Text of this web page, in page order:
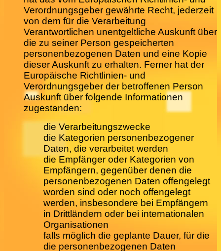
Verordnungsgeber gewährte Recht, jederzeit
von dem für die Verarbeitung
Verantwortlichen unentgeltliche Auskunft über
die zu seiner Person gespeicherten
personenbezogenen Daten und eine Kopie
dieser Auskunft zu erhalten. Ferner hat der
Europäische Richtlinien- und
Verordnungsgeber der betroffenen Person
Auskunft über folgende Informationen
zugestanden:
die Verarbeitungszwecke
die Kategorien personenbezogener
Daten, die verarbeitet werden
die Empfänger oder Kategorien von
Empfängern, gegenüber denen die
personenbezogenen Daten offengelegt
worden sind oder noch offengelegt
werden, insbesondere bei Empfängern
in Drittländern oder bei internationalen
Organisationen
falls möglich die geplante Dauer, für die
die personenbezogenen Daten